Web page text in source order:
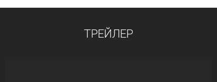
ТРЕЙЛЕР